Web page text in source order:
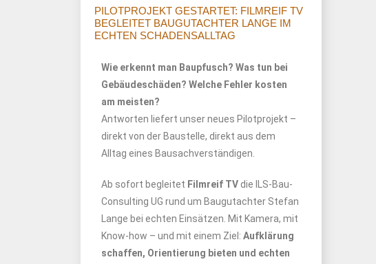
PILOTPROJEKT GESTARTET: FILMREIF TV
BEGLEITET BAUGUTACHTER LANGE IM
ECHTEN SCHADENSALLTAG
Wie erkennt man Baupfusch? Was tun bei
Gebäudeschäden? Welche Fehler kosten
am meisten?
Antworten liefert unser neues Pilotprojekt –
direkt von der Baustelle, direkt aus dem
Alltag eines Bausachverständigen.
Ab sofort begleitet Filmreif TV die ILS-Bau-
Consulting UG rund um Baugutachter Stefan
Lange bei echten Einsätzen. Mit Kamera, mit
Know-how – und mit einem Ziel: Aufklärung
schaffen, Orientierung bieten und echten